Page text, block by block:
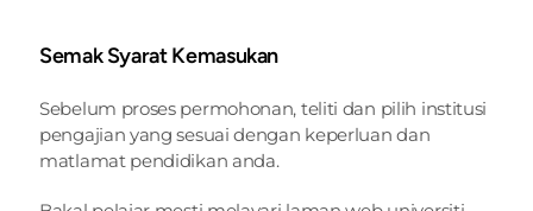
Semak Syarat Kemasukan
Sebelum proses permohonan, teliti dan pilih institusi
pengajian yang sesuai dengan keperluan dan
matlamat pendidikan anda.